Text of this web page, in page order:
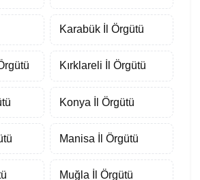
Karabük İl Örgütü
Kırklareli İl Örgütü
Konya İl Örgütü
Manisa İl Örgütü
Muğla İl Örgütü